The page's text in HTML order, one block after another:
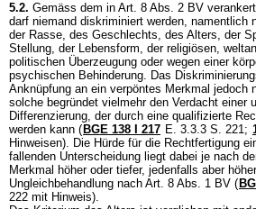
5.2. Gemäss dem in Art. 8 Abs. 2 BV
darf niemand diskriminiert werden, namentlich
der Rasse, des Geschlechts, des Alters, der
Stellung, der Lebensform, der religiösen,
politischen Überzeugung oder wegen einer
psychischen Behinderung. Das
Anknüpfung an ein verpöntes Merkmal jedoch
solche begründet vielmehr den Verdacht einer
Differenzierung, der durch eine qualifizierte
werden kann ( BGE 138 I 217 E. 3.3.3 S. 221;
Hinweisen). Die Hürde für die Rechtfertigung
fallenden Unterscheidung liegt dabei je nach
Merkmal höher oder tiefer, jedenfalls aber
Ungleichbehandlung nach Art. 8 Abs. 1 BV (
222 mit Hinweis).